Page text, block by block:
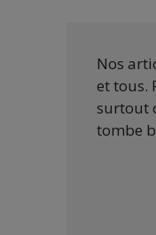
Nos
et tous.
surtout
tombe